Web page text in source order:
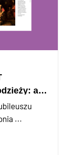
aby
i ...
...